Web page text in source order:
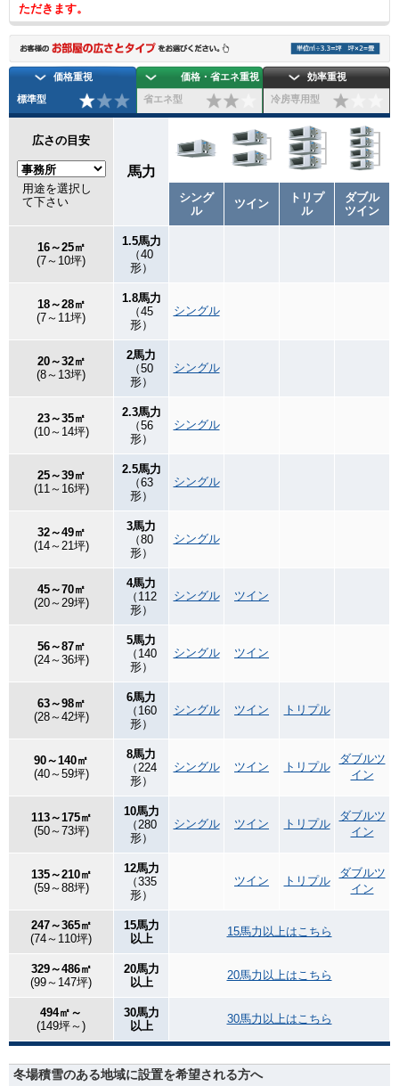
ただきます。
価格重視
標準型
価格・省エネ重視
省エネ型
効率重視
冷房専用型
広さの目安
用途を選択し
て下さい
馬力
シング
ル
ツイン
トリプ
ル
ダブル
ツイン
16～25㎡
(7～10坪)
1.5馬力
（40
形）
18～28㎡
(7～11坪)
1.8馬力
（45
形）
シングル
20～32㎡
(8～13坪)
2馬力
（50
形）
シングル
23～35㎡
(10～14坪)
2.3馬力
（56
形）
シングル
25～39㎡
(11～16坪)
2.5馬力
（63
形）
シングル
32～49㎡
(14～21坪)
3馬力
（80
形）
シングル
45～70㎡
(20～29坪)
4馬力
（112
形）
シングル ツイン
56～87㎡
(24～36坪)
5馬力
（140
形）
シングル ツイン
63～98㎡
(28～42坪)
6馬力
（160
形）
シングル ツイン トリプル
90～140㎡
(40～59坪)
8馬力
（224
形）
シングル ツイン トリプル
ダブルツ
イン
113～175㎡
(50～73坪)
10馬力
（280
形）
シングル ツイン トリプル
ダブルツ
イン
135～210㎡
(59～88坪)
12馬力
（335
形）
ツイン トリプル
ダブルツ
イン
247～365㎡
(74～110坪)
15馬力
以上
15馬力以上はこちら
329～486㎡
(99～147坪)
20馬力
以上
20馬力以上はこちら
494㎡～
(149坪～)
30馬力
以上
30馬力以上はこちら
冬場積雪のある地域に設置を希望される方へ